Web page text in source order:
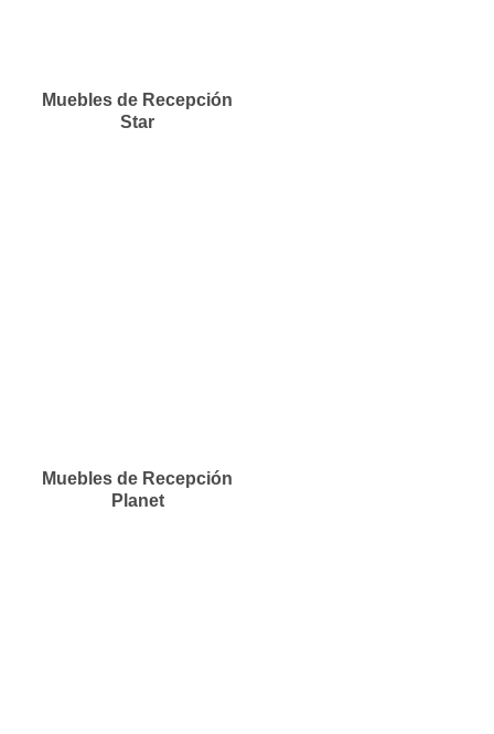
Muebles de Recepción
Star
Muebles de Recepción
Planet